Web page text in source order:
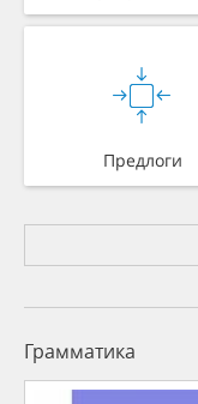
Предлоги
Грамматика